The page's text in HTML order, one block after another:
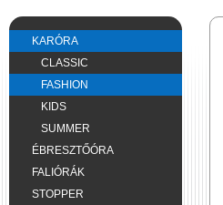
KARÓRA
CLASSIC
FASHION
KIDS
SUMMER
ÉBRESZTŐÓRA
FALIÓRÁK
STOPPER